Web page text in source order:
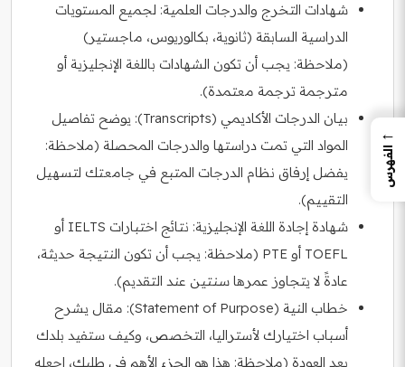
شهادات التخرج والدرجات العلمية: لجميع المستويات
الدراسية السابقة (ثانوية، بكالوريوس، ماجستير)
(ملاحظة: يجب أن تكون الشهادات باللغة الإنجليزية أو
مترجمة ترجمة معتمدة).
بيان الدرجات الأكاديمي (Transcripts): يوضح تفاصيل
المواد التي تمت دراستها والدرجات المحصلة (ملاحظة:
يفضل إرفاق نظام الدرجات المتبع في جامعتك لتسهيل
التقييم).
شهادة إجادة اللغة الإنجليزية: نتائج اختبارات IELTS أو
TOEFL أو PTE (ملاحظة: يجب أن تكون النتيجة حديثة،
عادةً لا يتجاوز عمرها سنتين عند التقديم).
خطاب النية (Statement of Purpose): مقال يشرح
أسباب اختيارك لأستراليا، التخصص، وكيف ستفيد بلدك
بعد العودة (ملاحظة: هذا هو الجزء الأهم في طلبك، اجعله
←
الفهرس